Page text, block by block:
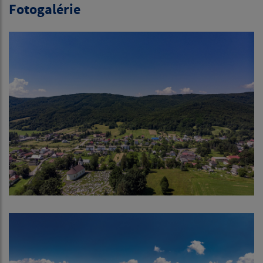
Fotogalérie